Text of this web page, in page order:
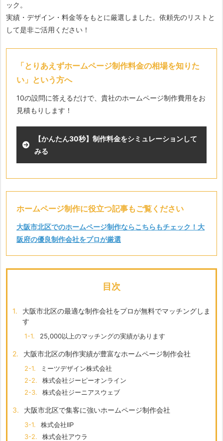
ック。
実績・デザイン・料金等をもとに厳選しました。依頼先のリストと
して是非ご活用ください！
「とりあえずホームページ制作料金の相場を知りた
い」という方へ
10の設問に答えるだけで、貴社のホームページ制作費用をお
見積もりします！
【かんたん30秒】制作料金をシミュレーションして
みる
ホームページ制作に役立つ記事もご覧ください
大阪市北区でのホームページ制作ならこちらもチェック！大
阪府の優良制作会社をプロが厳選
目次
1.
大阪市北区の最適な制作会社をプロが無料でマッチングしま
す
1-1. 25,000以上のマッチングの実績があります
2. 大阪市北区の制作実績が豊富なホームページ制作会社
2-1.
ミーツデザイン株式会社
2-2.
株式会社ジーピーオンライン
2-3.
株式会社ジーニアスウェブ
3. 大阪市北区で集客に強いホームページ制作会社
3-1.
株式会社IIP
3-2.
株式会社アウラ